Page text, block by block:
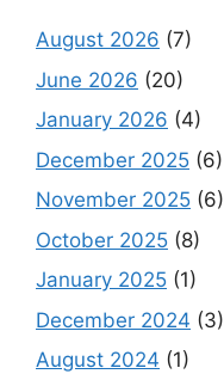
August 2026 (7)
June 2026 (20)
January 2026 (4)
December 2025 (6)
November 2025 (6)
October 2025 (8)
January 2025 (1)
December 2024 (3)
August 2024 (1)